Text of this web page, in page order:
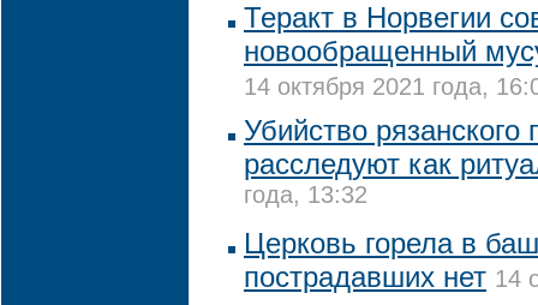
Теракт в Норвегии
новообращенный
14 октября 2021 года,
Убийство рязанского
расследуют как
года, 13:32
Церковь горела в
пострадавших нет 14